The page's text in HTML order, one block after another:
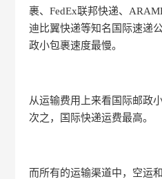
裹、FedEx联邦快递、
迪比翼快递等知名国际速递
政小包裹速度最慢。
从运输费用上来看国际邮政
次之，国际快递运费最高。
而所有的运输渠道中，空运